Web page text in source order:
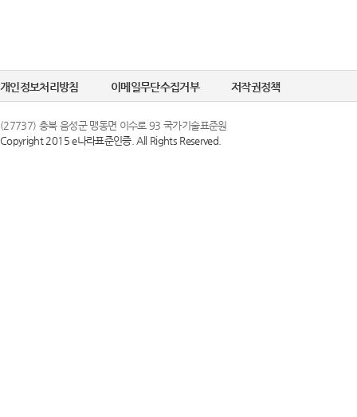
개인정보처리방침 이메일무단수집거부 저작권정책
(27737) 충북 음성군 맹동면 이수로 93 국가기술표준원
Copyright 2015 e나라표준인증. All Rights Reserved.